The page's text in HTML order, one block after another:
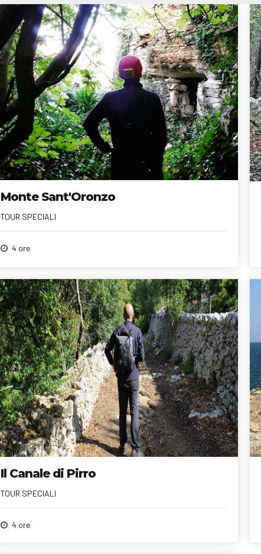
Monte Sant'Oronzo
TOUR SPECIALI
4 ore
Il Canale di Pirro
TOUR SPECIALI
4 ore